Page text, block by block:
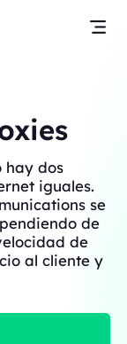
hay dos
iguales.
se
de
de
al cliente y